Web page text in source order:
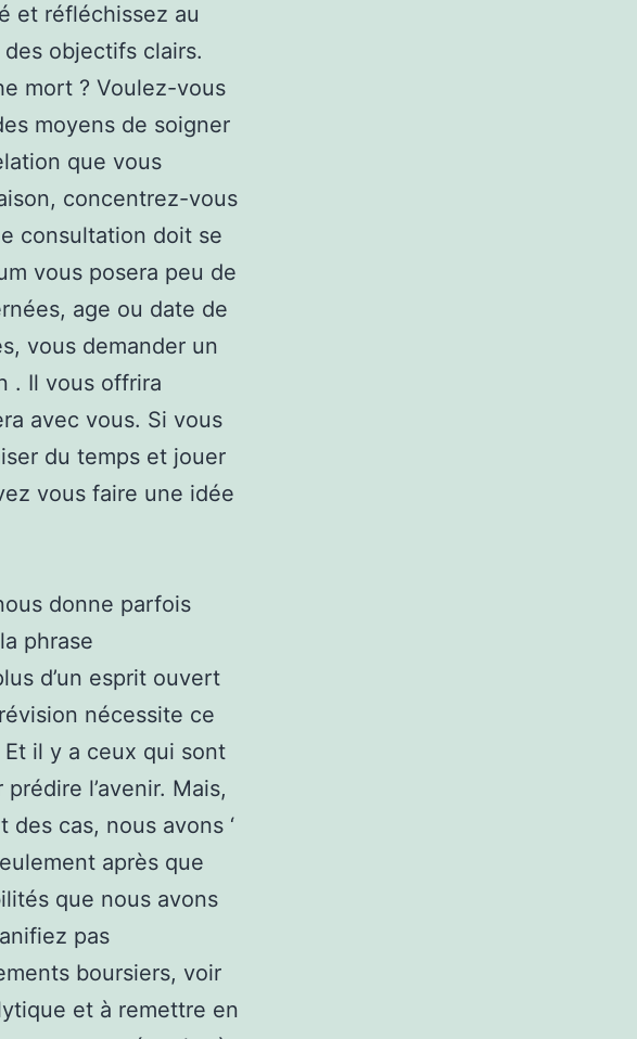
et réfléchissez au
objectifs clairs.
mort ? Voulez-vous
moyens de soigner
que vous
concentrez-vous
consultation doit se
vous posera peu de
age ou date de
vous demander un
. Il vous offrira
avec vous. Si vous
du temps et jouer
vous faire une idée
donne parfois
phrase
d’un esprit ouvert
nécessite ce
il y a ceux qui sont
l’avenir. Mais,
cas, nous avons ‘
après que
que nous avons
pas
boursiers, voir
et à remettre en